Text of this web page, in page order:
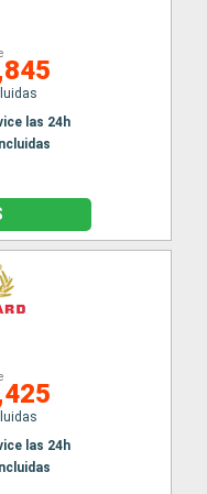
las 24h
las 24h